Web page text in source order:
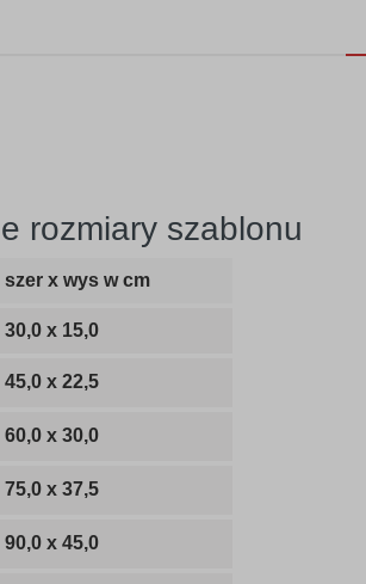
rozmiary szablonu
szer x wys w cm
30,0 x 15,0
45,0 x 22,5
60,0 x 30,0
75,0 x 37,5
90,0 x 45,0